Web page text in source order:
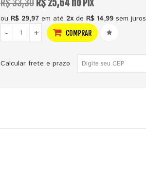
R$ 33,30 R$ 25,64 no Pix
ou R$ 29,97em até 2xde R$ 14,99sem juros
-
+ COMPRAR
Calcular frete e prazo